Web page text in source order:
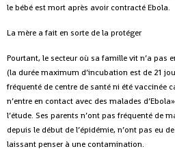
le bébé est mort après avoir contracté Ebola.
La mère a fait en sorte de la protéger
Pourtant, le secteur où sa famille vit n’a pas
(la durée maximum d’incubation est de 21
fréquenté de centre de santé ni été vaccinée
n’entre en contact avec des malades
l’étude. Ses parents n’ont pas fréquenté de
depuis le début de l’épidémie, n’ont pas eu
laissant penser à une contamination.